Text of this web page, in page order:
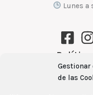
de las
Lunes a
Política